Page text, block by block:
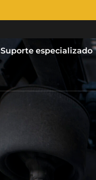
Suporte especializado